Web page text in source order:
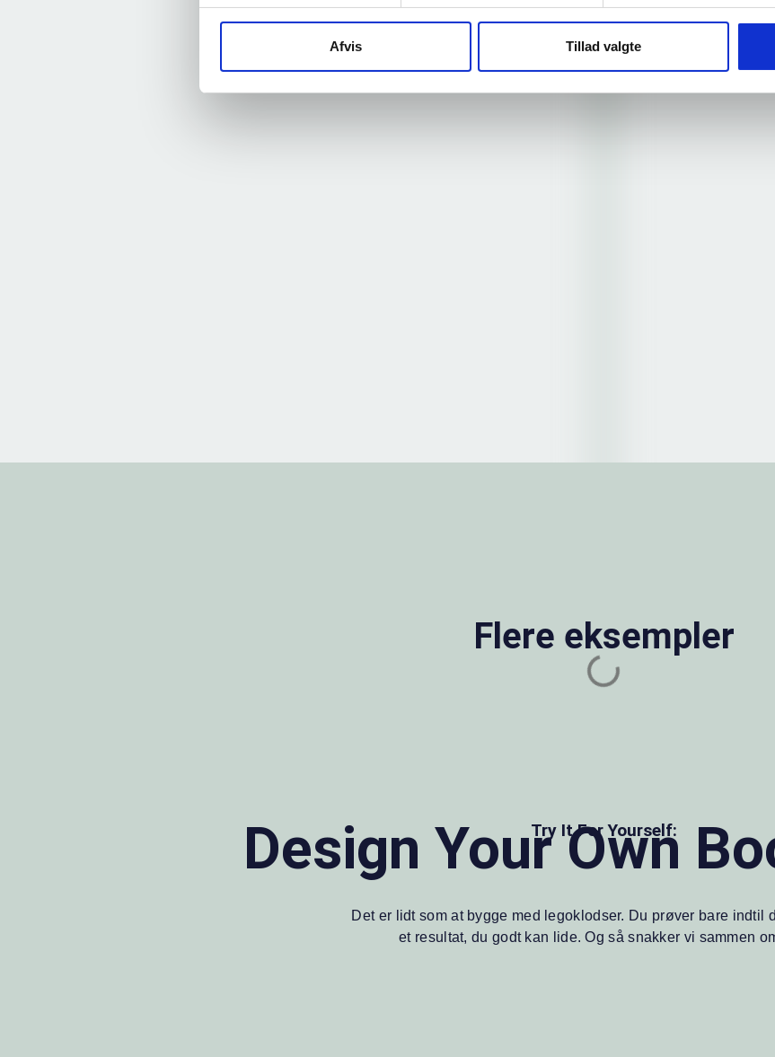
Afvis Tillad valgte
Flere eksempler
Try It For Yourself:
Design Your Own
Det er lidt som at bygge med legoklodser. Du prøver bare indtil
et resultat, du godt kan lide. Og så snakker vi sammen